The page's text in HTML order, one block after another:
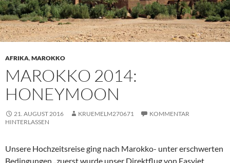
AFRIKA,MAROKKO
MAROKKO 2014:
HONEYMOON
21. AUGUST 2016 KRUEMELM270671
KOMMENTAR
HINTERLASSEN
Unsere Hochzeitsreise ging nach Marokko- unter erschwerten
Bedingungen ..zuerst wurde unser Direktflug von Easyjet